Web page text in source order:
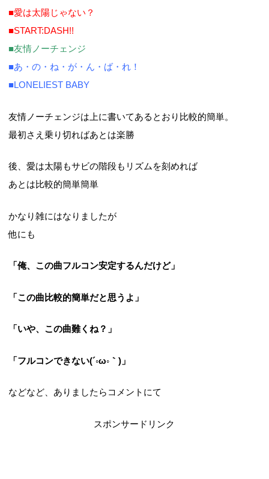
■愛は太陽じゃない？
■START:DASH!!
■友情ノーチェンジ
■あ・の・ね・が・ん・ば・れ！
■LONELIEST BABY
友情ノーチェンジは上に書いてあるとおり比較的簡単。
最初さえ乗り切ればあとは楽勝
後、愛は太陽もサビの階段もリズムを刻めれば
あとは比較的簡単簡単
かなり雑にはなりましたが
他にも
「俺、この曲フルコン安定するんだけど」
「この曲比較的簡単だと思うよ」
「いや、この曲難くね？」
「フルコンできない(´◦ω◦｀)」
などなど、ありましたらコメントにて
スポンサードリンク